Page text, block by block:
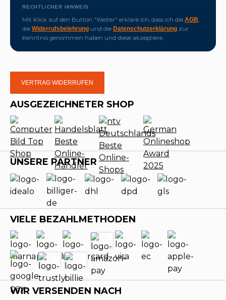
RECHTLICHER HINWEIS
Mit Klick auf den Button "Weiter" erkläre ich, dass ich die AGB,
die Widerrufsbelehrung und die Datenschutzerklärung zur
Kenntnis genommen haben und diese akzeptiere.
VERTRAG WIDERRUFEN
AUSGEZEICHNETER SHOP
UNSERE PARTNER
VIELE BEZAHLMETHODEN
WIR VERSENDEN NACH